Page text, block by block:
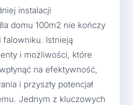
instalacji
domu 100m2 nie kończy
falowniku. Istnieją
i możliwości, które
na efektywność,
i przyszły potencjał
Jednym z kluczowych